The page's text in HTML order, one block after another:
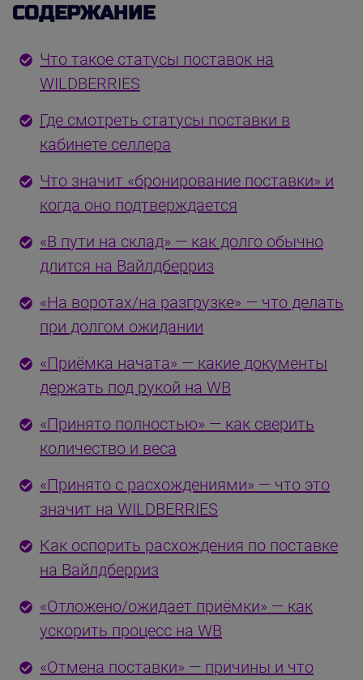
СОДЕРЖАНИЕ
Что такое статусы поставок на
WILDBERRIES
Где смотреть статусы поставки в
кабинете селлера
Что значит «бронирование поставки» и
когда оно подтверждается
«В пути на склад» — как долго обычно
длится на Вайлдберриз
«На воротах/на разгрузке» — что делать
при долгом ожидании
«Приёмка начата» — какие документы
держать под рукой на WB
«Принято полностью» — как сверить
количество и веса
«Принято с расхождениями» — что это
значит на WILDBERRIES
Как оспорить расхождения по поставке
на Вайлдберриз
«Отложено/ожидает приёмки» — как
ускорить процесс на WB
«Отмена поставки» — причины и что